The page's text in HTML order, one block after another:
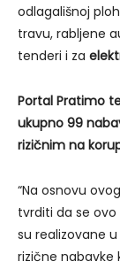
odlagališnoj
travu, rabljene
tenderi i za
Portal Pratimo
ukupno 99
rizičnim na
“Na osnovu
tvrditi da se ovo
su realizovane
rizične nabavke